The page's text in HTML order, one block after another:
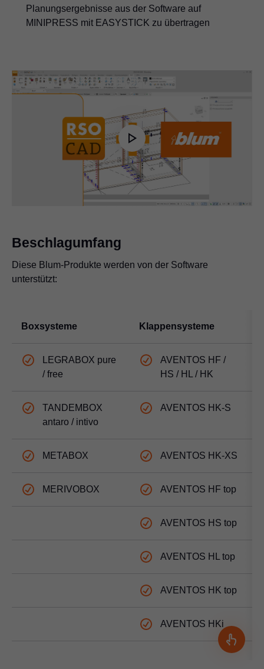
Planungsergebnisse aus der Software auf
MINIPRESS mit EASYSTICK zu übertragen
Play
Video
Beschlagumfang
Diese Blum-Produkte werden von der Software
unterstützt:
Boxsysteme Klappensysteme
LEGRABOX pure
/ free
AVENTOS HF /
HS / HL / HK
TANDEMBOX
antaro / intivo
AVENTOS HK-S
METABOX AVENTOS HK-XS
MERIVOBOX AVENTOS HF top
AVENTOS HS top
AVENTOS HL top
AVENTOS HK top
AVENTOS HKi